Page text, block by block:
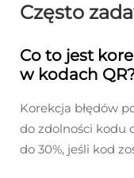
Często
Co to jest
w kodach
Korekcja błędów
do zdolności kodu
do 30%, jeśli kod